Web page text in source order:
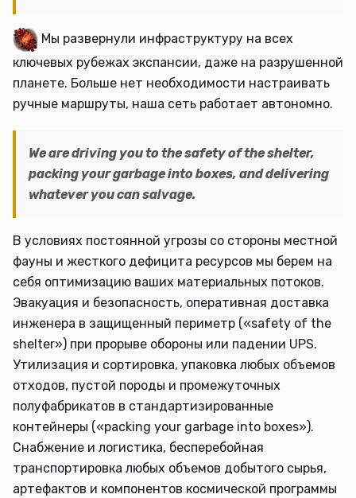
Мы развернули инфраструктуру на всех
ключевых рубежах экспансии, даже на разрушенной
планете. Больше нет необходимости настраивать
ручные маршруты, наша сеть работает автономно.
We are driving you to the safety of the shelter,
packing your garbage into boxes, and delivering
whatever you can salvage.
В условиях постоянной угрозы со стороны местной
фауны и жесткого дефицита ресурсов мы берем на
себя оптимизацию ваших материальных потоков.
Эвакуация и безопасность, оперативная доставка
инженера в защищенный периметр («safety of the
shelter») при прорыве обороны или падении UPS.
Утилизация и сортировка, упаковка любых объемов
отходов, пустой породы и промежуточных
полуфабрикатов в стандартизированные
контейнеры («packing your garbage into boxes»).
Снабжение и логистика, бесперебойная
транспортировка любых объемов добытого сырья,
артефактов и компонентов космической программы